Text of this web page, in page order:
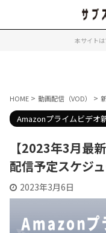
本サイト
HOME > 動画配信（VOD） >
Amazonプライムビデオ
【2023年3月最
配信予定スケジ
2023年3月6日